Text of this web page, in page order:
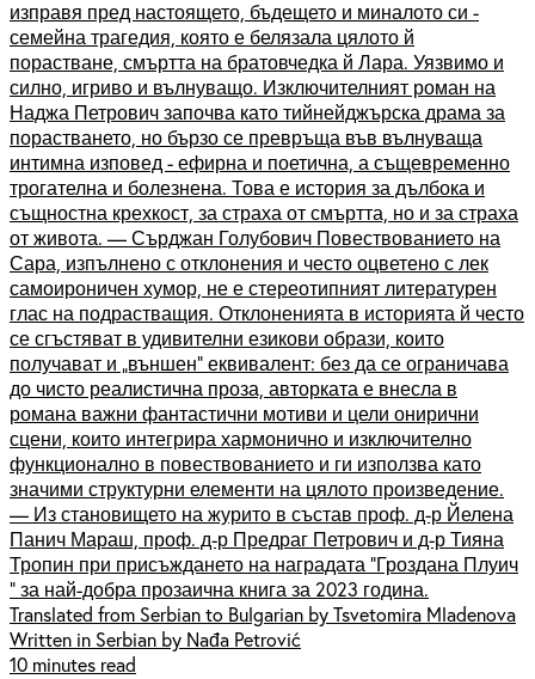
изправя пред настоящето, бъдещето и миналото си -
семейна трагедия, която е белязала цялото й
порастване, смъртта на братовчедка й Лара. Уязвимо и
силно, игриво и вълнуващо. Изключителният роман на
Наджа Петрович започва като тийнейджърска драма за
порастването, но бързо се превръща във вълнуваща
интимна изповед - ефирна и поетична, а същевременно
трогателна и болезнена. Това е история за дълбока и
същностна крехкост, за страха от смъртта, но и за страха
от живота. — Сърджан Голубович Повествованието на
Сара, изпълнено с отклонения и често оцветено с лек
самоироничен хумор, не е стереотипният литературен
глас на подрастващия. Отклоненията в историята й често
се сгъстяват в удивителни езикови образи, които
получават и „външен“ еквивалент: без да се ограничава
до чисто реалистична проза, авторката е внесла в
романа важни фантастични мотиви и цели онирични
сцени, които интегрира хармонично и изключително
функционално в повествованието и ги използва като
значими структурни елементи на цялото произведение.
— Из становището на журито в състав проф. д-р Йелена
Панич Мараш, проф. д-р Предраг Петрович и д-р Тияна
Тропин при присъждането на наградата "Гроздана Плуич
" за най-добра прозаична книга за 2023 година.
Translated from Serbian to Bulgarian by Tsvetomira Mladenova
Written in Serbian by Nađa Petrović
10 minutes read